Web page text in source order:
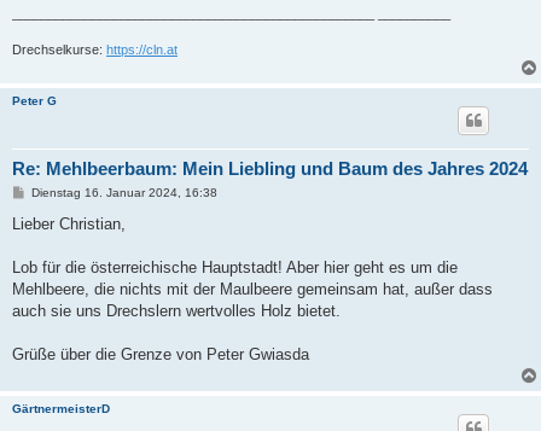
Drechselkurse: https://cln.at
Peter G
Re: Mehlbeerbaum: Mein Liebling und Baum des Jahres 2024
B
i
a
Dienstag 16. Januar 2024, 16:38
Lieber Christian,
Lob für die österreichische Hauptstadt! Aber hier geht es um die
Mehlbeere, die nichts mit der Maulbeere gemeinsam hat, außer dass
auch sie uns Drechslern wertvolles Holz bietet.
Grüße über die Grenze von Peter Gwiasda
GärtnermeisterD